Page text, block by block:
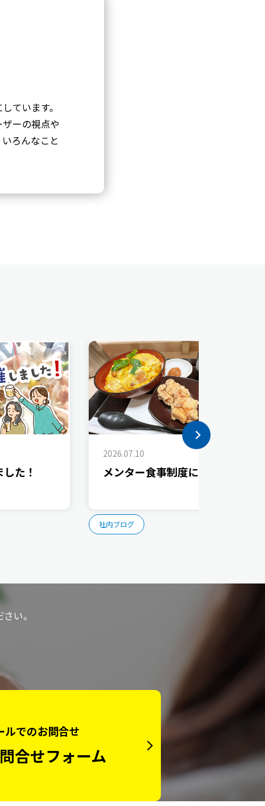
ています。
ーの視点や
ろんなこと
た！
2026.07.10
メンター食事制度について
社内ブログ
い。
ルでのお問合せ
合せフォーム